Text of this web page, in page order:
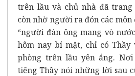
trên lầu và chủ nhà đã
còn nhờ người ra đón các
“người đàn ông mang vò
hôm nay bí mật, chỉ có
phòng trên lầu yên ắng.
tiếng Thầy nói những lời sau